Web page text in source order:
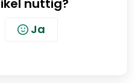
nuttig?
Ja